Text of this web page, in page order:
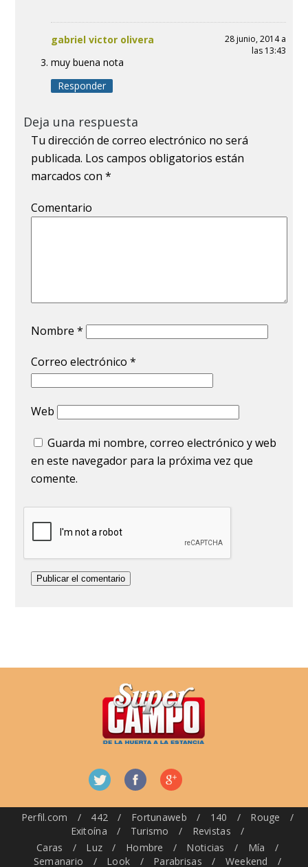
gabriel victor olivera
28 junio, 2014 a
las 13:43
muy buena nota
Responder
Deja una respuesta
Tu dirección de correo electrónico no será
publicada. Los campos obligatorios están
marcados con*
Comentario
Nombre*
Correo electrónico*
Web
Guarda mi nombre, correo electrónico y web
en este navegador para la próxima vez que
comente.
Perfil.com / 442 / Fortunaweb / 140 / Rouge
/
Exitoína
/ Turismo / Revistas
/
Caras
/ Luz / Hombre / Noticias / Mía
/
Semanario
/ Look / Parabrisas / Weekend /